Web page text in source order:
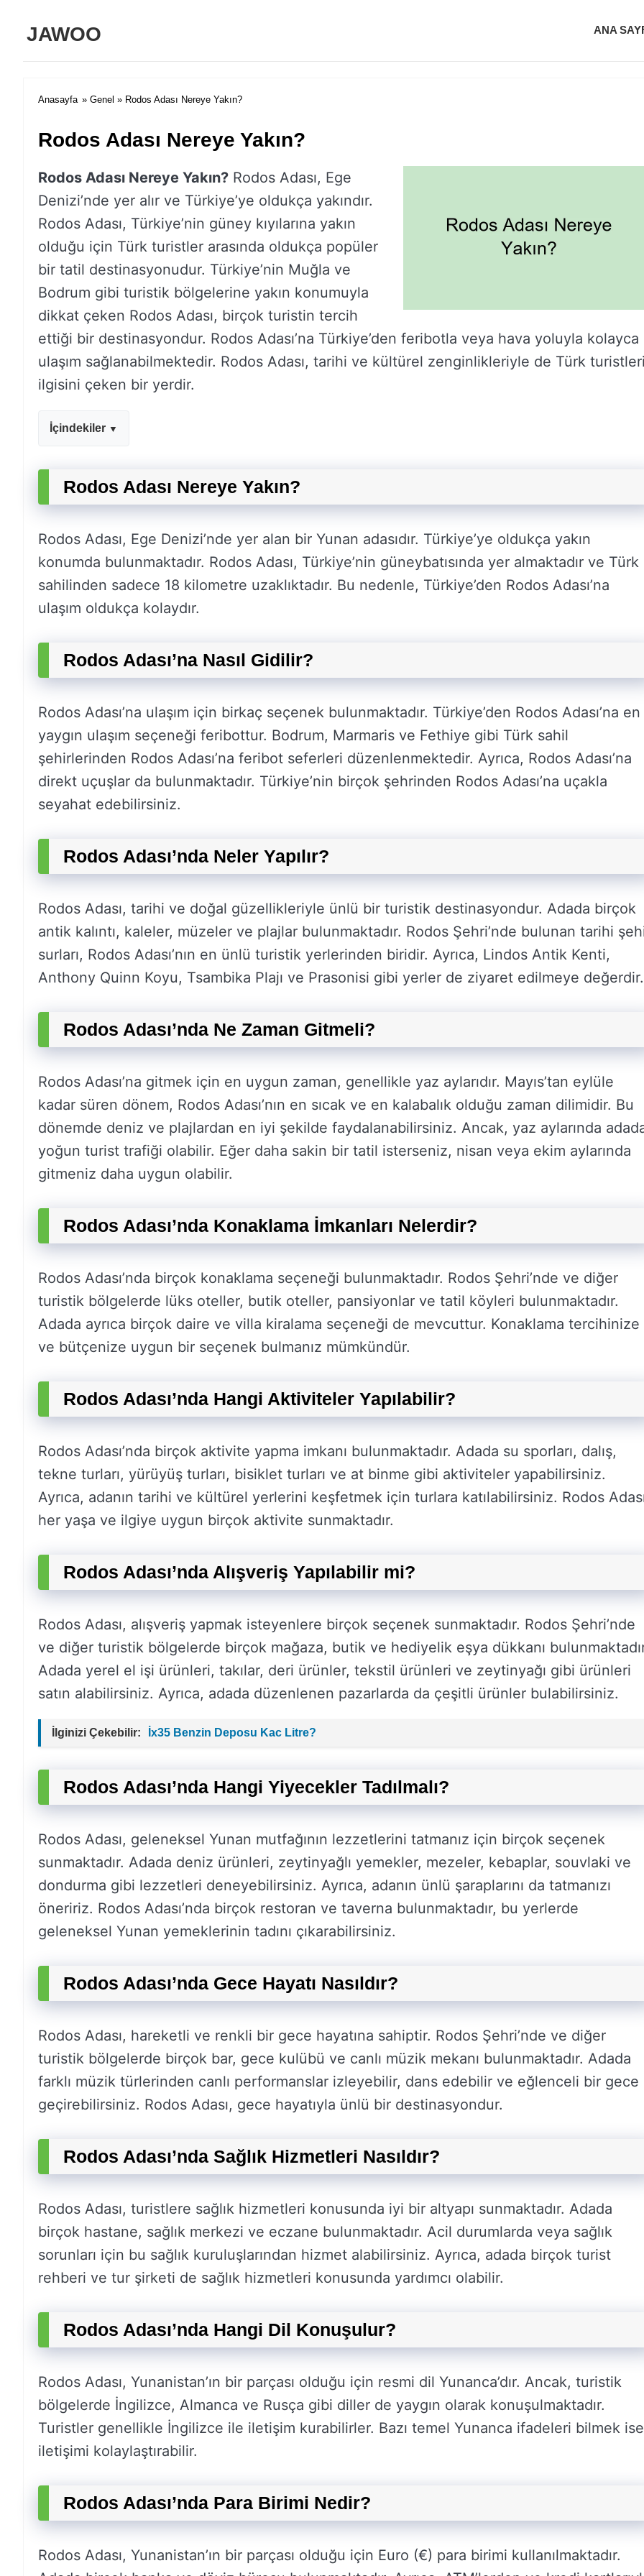
JAWOO ANA
Anasayfa » Genel » Rodos Adası Nereye Yakın?
Rodos Adası Nereye Yakın?
Rodos Adası Nereye Yakın? Rodos Adası, Ege
Denizi’nde yer alır ve Türkiye’ye oldukça yakındır.
Rodos Adası, Türkiye’nin güney kıyılarına yakın
olduğu için Türk turistler arasında oldukça popüler
bir tatil destinasyonudur. Türkiye’nin Muğla ve
Bodrum gibi turistik bölgelerine yakın konumuyla
dikkat çeken Rodos Adası, birçok turistin tercih
ettiği bir destinasyondur. Rodos Adası’na Türkiye’den feribotla veya hava yoluyla kolayca
ulaşım sağlanabilmektedir. Rodos Adası, tarihi ve kültürel zenginlikleriyle de Türk
ilgisini çeken bir yerdir.
İçindekiler
Rodos Adası Nereye Yakın?
Rodos Adası, Ege Denizi’nde yer alan bir Yunan adasıdır. Türkiye’ye oldukça yakın
konumda bulunmaktadır. Rodos Adası, Türkiye’nin güneybatısında yer almaktadır ve Türk
sahilinden sadece 18 kilometre uzaklıktadır. Bu nedenle, Türkiye’den Rodos Adası’na
ulaşım oldukça kolaydır.
Rodos Adası’na Nasıl Gidilir?
Rodos Adası’na ulaşım için birkaç seçenek bulunmaktadır. Türkiye’den Rodos Adası’na en
yaygın ulaşım seçeneği feribottur. Bodrum, Marmaris ve Fethiye gibi Türk sahil
şehirlerinden Rodos Adası’na feribot seferleri düzenlenmektedir. Ayrıca, Rodos Adası’na
direkt uçuşlar da bulunmaktadır. Türkiye’nin birçok şehrinden Rodos Adası’na uçakla
seyahat edebilirsiniz.
Rodos Adası’nda Neler Yapılır?
Rodos Adası, tarihi ve doğal güzellikleriyle ünlü bir turistik destinasyondur. Adada birçok
antik kalıntı, kaleler, müzeler ve plajlar bulunmaktadır. Rodos Şehri’nde bulunan tarihi
surları, Rodos Adası’nın en ünlü turistik yerlerinden biridir. Ayrıca, Lindos Antik Kenti,
Anthony Quinn Koyu, Tsambika Plajı ve Prasonisi gibi yerler de ziyaret edilmeye değerdir.
Rodos Adası’nda Ne Zaman Gitmeli?
Rodos Adası’na gitmek için en uygun zaman, genellikle yaz aylarıdır. Mayıs’tan eylüle
kadar süren dönem, Rodos Adası’nın en sıcak ve en kalabalık olduğu zaman dilimidir. Bu
dönemde deniz ve plajlardan en iyi şekilde faydalanabilirsiniz. Ancak, yaz aylarında
yoğun turist trafiği olabilir. Eğer daha sakin bir tatil isterseniz, nisan veya ekim aylarında
gitmeniz daha uygun olabilir.
Rodos Adası’nda Konaklama İmkanları Nelerdir?
Rodos Adası’nda birçok konaklama seçeneği bulunmaktadır. Rodos Şehri’nde ve diğer
turistik bölgelerde lüks oteller, butik oteller, pansiyonlar ve tatil köyleri bulunmaktadır.
Adada ayrıca birçok daire ve villa kiralama seçeneği de mevcuttur. Konaklama tercihinize
ve bütçenize uygun bir seçenek bulmanız mümkündür.
Rodos Adası’nda Hangi Aktiviteler Yapılabilir?
Rodos Adası’nda birçok aktivite yapma imkanı bulunmaktadır. Adada su sporları, dalış,
tekne turları, yürüyüş turları, bisiklet turları ve at binme gibi aktiviteler yapabilirsiniz.
Ayrıca, adanın tarihi ve kültürel yerlerini keşfetmek için turlara katılabilirsiniz. Rodos
her yaşa ve ilgiye uygun birçok aktivite sunmaktadır.
Rodos Adası’nda Alışveriş Yapılabilir mi?
Rodos Adası, alışveriş yapmak isteyenlere birçok seçenek sunmaktadır. Rodos Şehri’nde
ve diğer turistik bölgelerde birçok mağaza, butik ve hediyelik eşya dükkanı
Adada yerel el işi ürünleri, takılar, deri ürünler, tekstil ürünleri ve zeytinyağı gibi ürünleri
satın alabilirsiniz. Ayrıca, adada düzenlenen pazarlarda da çeşitli ürünler bulabilirsiniz.
İlginizi Çekebilir: İx35 Benzin Deposu Kac Litre?
Rodos Adası’nda Hangi Yiyecekler Tadılmalı?
Rodos Adası, geleneksel Yunan mutfağının lezzetlerini tatmanız için birçok seçenek
sunmaktadır. Adada deniz ürünleri, zeytinyağlı yemekler, mezeler, kebaplar, souvlaki ve
dondurma gibi lezzetleri deneyebilirsiniz. Ayrıca, adanın ünlü şaraplarını da tatmanızı
öneririz. Rodos Adası’nda birçok restoran ve taverna bulunmaktadır, bu yerlerde
geleneksel Yunan yemeklerinin tadını çıkarabilirsiniz.
Rodos Adası’nda Gece Hayatı Nasıldır?
Rodos Adası, hareketli ve renkli bir gece hayatına sahiptir. Rodos Şehri’nde ve diğer
turistik bölgelerde birçok bar, gece kulübü ve canlı müzik mekanı bulunmaktadır. Adada
farklı müzik türlerinden canlı performanslar izleyebilir, dans edebilir ve eğlenceli bir gece
geçirebilirsiniz. Rodos Adası, gece hayatıyla ünlü bir destinasyondur.
Rodos Adası’nda Sağlık Hizmetleri Nasıldır?
Rodos Adası, turistlere sağlık hizmetleri konusunda iyi bir altyapı sunmaktadır. Adada
birçok hastane, sağlık merkezi ve eczane bulunmaktadır. Acil durumlarda veya sağlık
sorunları için bu sağlık kuruluşlarından hizmet alabilirsiniz. Ayrıca, adada birçok turist
rehberi ve tur şirketi de sağlık hizmetleri konusunda yardımcı olabilir.
Rodos Adası’nda Hangi Dil Konuşulur?
Rodos Adası, Yunanistan’ın bir parçası olduğu için resmi dil Yunanca’dır. Ancak, turistik
bölgelerde İngilizce, Almanca ve Rusça gibi diller de yaygın olarak konuşulmaktadır.
Turistler genellikle İngilizce ile iletişim kurabilirler. Bazı temel Yunanca ifadeleri bilmek ise
iletişimi kolaylaştırabilir.
Rodos Adası’nda Para Birimi Nedir?
Rodos Adası, Yunanistan’ın bir parçası olduğu için Euro (€) para birimi kullanılmaktadır.